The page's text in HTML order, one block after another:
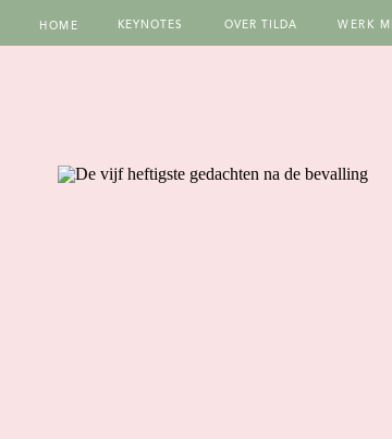
OVER TILDA WERK
HOME KEYNOTES